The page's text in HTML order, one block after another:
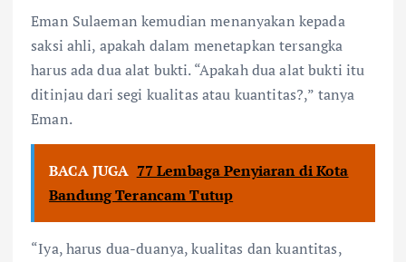
Eman Sulaeman kemudian menanyakan kepada
saksi ahli, apakah dalam menetapkan tersangka
harus ada dua alat bukti. “Apakah dua alat bukti itu
ditinjau dari segi kualitas atau kuantitas?,” tanya
Eman.
BACA JUGA 77 Lembaga Penyiaran di Kota
Bandung Terancam Tutup
“Iya, harus dua-duanya, kualitas dan kuantitas,